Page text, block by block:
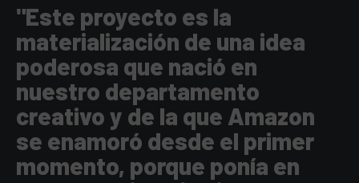
"Este proyecto es la
materialización de una idea
poderosa que nació en
nuestro departamento
creativo y de la que Amazon
se enamoró desde el primer
momento, porque ponía en